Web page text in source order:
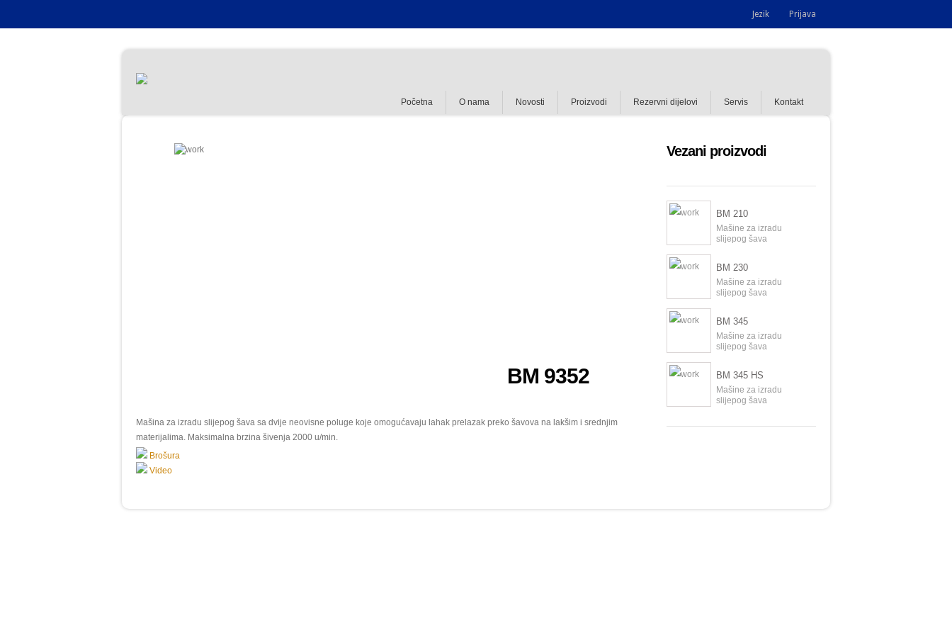
Jezik Prijava
Početna O nama Novosti Proizvodi Rezervni dijelovi Servis Kontakt
BM 9352
Mašina za izradu slijepog šava sa dvije neovisne poluge koje omogućavaju lahak prelazak preko šavova na lakšim i srednjim
materijalima. Maksimalna brzina šivenja 2000 u/min.
Brošura
Video
Vezani proizvodi
BM 210
Mašine za izradu
slijepog šava
BM 230
Mašine za izradu
slijepog šava
BM 345
Mašine za izradu
slijepog šava
BM 345 HS
Mašine za izradu
slijepog šava
BM 360
slijepog šava